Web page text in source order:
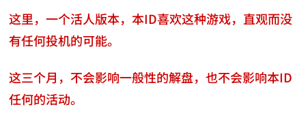
这里，一个活人版本，本ID喜欢这种游戏，直观而没
有任何投机的可能。
这三个月，不会影响一般性的解盘，也不会影响本ID
任何的活动。